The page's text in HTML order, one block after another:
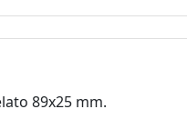
89x25 mm.